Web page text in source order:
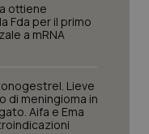
ottiene
Fda per il primo
a mRNA
Lieve
di meningioma in
Aifa e Ema
rendere fruibile il
di base quali la
alle aree
grado di
cookie.
Fornitore/Dominio
YouTube
.youtube.com